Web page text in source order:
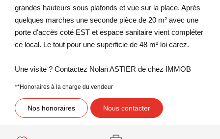
grandes hauteurs sous plafonds et vue sur la place. Après
quelques marches une seconde pièce de 20 m² avec une
porte d'accès coté EST et espace sanitaire vient compléter
ce local. Le tout pour une superficie de 48 m² loi carez.
Une visite ? Contactez Nolan ASTIER de chez IMMOB
**Honoraires à la charge du vendeur
Nos honoraires Nous contacter